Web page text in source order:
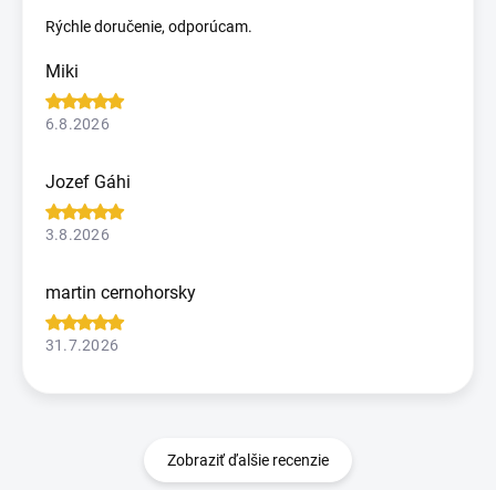
Rýchle doručenie, odporúcam.
Miki
6.8.2026
Jozef Gáhi
3.8.2026
martin cernohorsky
31.7.2026
Zobraziť ďalšie recenzie